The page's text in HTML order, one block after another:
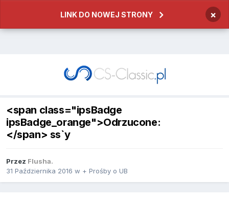
LINK DO NOWEJ STRONY ×
<span class="ipsBadge
ipsBadge_orange">Odrzucone:
</span> ss`y
Przez Flusha.
31 Października 2016 w + Prośby o UB